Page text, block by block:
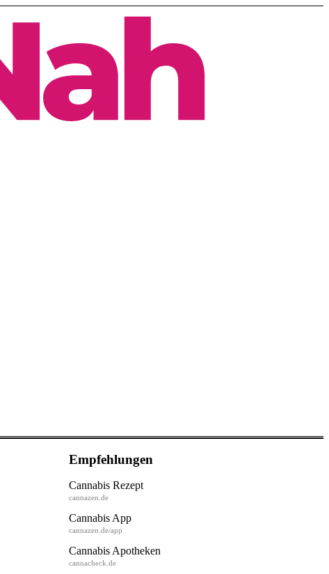
Empfehlungen
Cannabis Rezept
cannazen.de
Cannabis App
cannazen.de/app
Cannabis Apotheken
cannacheck.de